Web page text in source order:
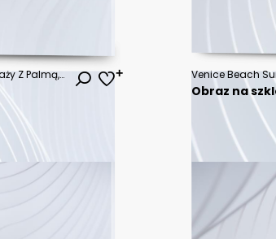
Klasyczny Samochód Na Tropikalnej Plaży Z Palmą, Proces Vintage Venice Beach
Obraz na